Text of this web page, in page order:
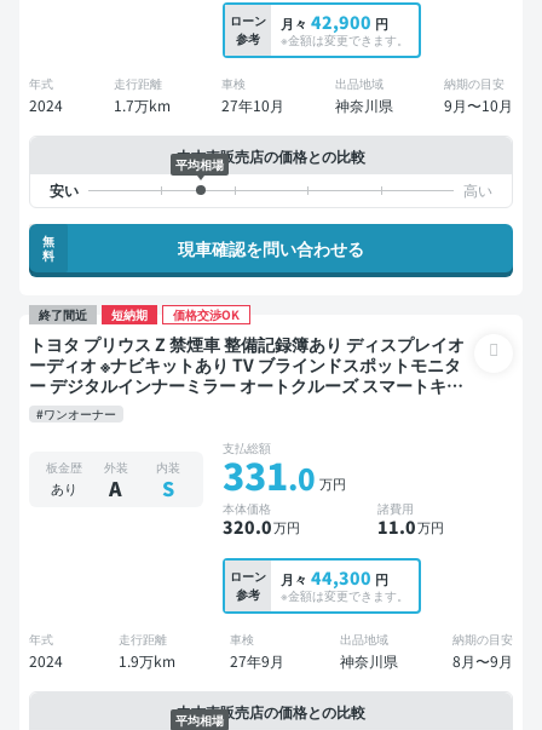
ローン
参考
月々 42,900 円
※金額は変更できます。
年式
2024
走行距離
1.7万km
車検
27年10月
出品地域
神奈川県
納期の目安
9月〜10月
中古車販売店の価格との比較
平均相場
無
料
現車確認を問い合わせる
終了間近 短納期 価格交渉OK
トヨタ プリウス Z 禁煙車 整備記録簿あり ディスプレイオ
ーディオ ※ナビキットあり TV ブラインドスポットモニタ
ー デジタルインナーミラー オートクルーズ スマートキー
ETC 電動バックドア バックモニター 全方位カメラ ドライ
ブレコーダー 衝突軽減
#ワンオーナー
板金歴
あり
外装
A
内装
S
支払総額
331.0 万円
本体価格
320.0万円
諸費用
11.0万円
ローン
参考
月々 44,300 円
※金額は変更できます。
年式
2024
走行距離
1.9万km
車検
27年9月
出品地域
神奈川県
納期の目安
8月〜9月
中古車販売店の価格との比較
平均相場